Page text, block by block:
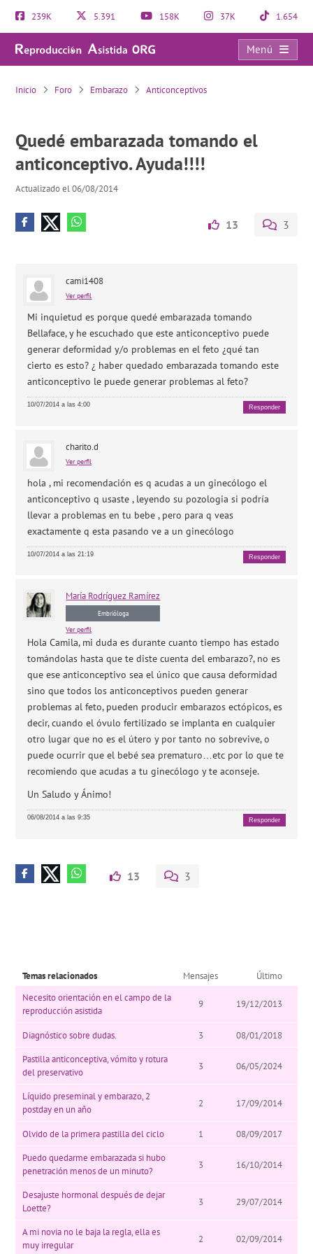
239K 5.391 158K 37K 1.654
Menú
Quedé embarazada tomando el anticonceptivo. Ayuda!!!!
Inicio Foro Embarazo Anticonceptivos
Quedé embarazada tomando el
anticonceptivo. Ayuda!!!!
Actualizado el 06/08/2014
13 3
cami1408
Ver perfil
Mi inquietud es porque quedé embarazada tomando
Bellaface, y he escuchado que este anticonceptivo puede
generar deformidad y/o problemas en el feto ¿qué tan
cierto es esto? ¿ haber quedado embarazada tomando este
anticonceptivo le puede generar problemas al feto?
10/07/2014 a las 4:00 Responder
charito.d
Ver perfil
hola , mi recomendación es q acudas a un ginecólogo el
anticonceptivo q usaste , leyendo su pozologia si podría
llevar a problemas en tu bebe , pero para q veas
exactamente q esta pasando ve a un ginecólogo
10/07/2014 a las 21:19 Responder
María Rodríguez Ramírez
Embrióloga
Ver perfil
Hola Camila, mi duda es durante cuanto tiempo has estado
tomándolas hasta que te diste cuenta del embarazo?, no es
que ese anticonceptivo sea el único que causa deformidad
sino que todos los anticonceptivos pueden generar
problemas al feto, pueden producir embarazos ectópicos, es
decir, cuando el óvulo fertilizado se implanta en cualquier
otro lugar que no es el útero y por tanto no sobrevive, o
puede ocurrir que el bebé sea prematuro…etc por lo que te
recomiendo que acudas a tu ginecólogo y te aconseje.
Un Saludo y Ánimo!
06/08/2014 a las 9:35 Responder
13 3
Temas relacionados Mensajes
Último
Necesito orientación en el campo de la
reproducción asistida
9 19/12/2013
Diagnóstico sobre dudas. 3
08/01/2018
Pastilla anticonceptiva, vómito y rotura
del preservativo
3 06/05/2024
Líquido preseminal y embarazo, 2
postday en un año
2 17/09/2014
Olvido de la primera pastilla del ciclo 1
08/09/2017
Puedo quedarme embarazada si hubo
penetración menos de un minuto?
3 16/10/2014
Desajuste hormonal después de dejar
Loette?
3 29/07/2014
A mi novia no le baja la regla, ella es
muy irregular
2 02/09/2014